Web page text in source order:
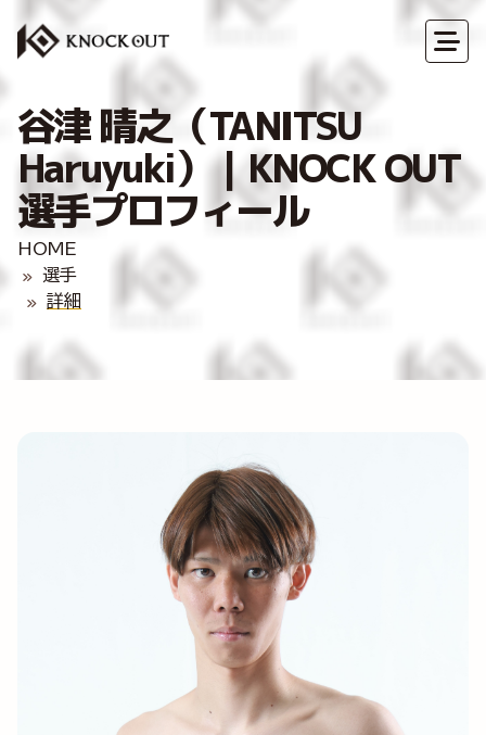
谷津 晴之（TANITSU
Haruyuki）｜KNOCK OUT
選手プロフィール
HOME
選手
詳細